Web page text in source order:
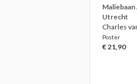
Utrecht
Charles
Poster
€ 21,90